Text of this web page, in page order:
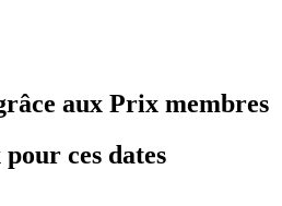
aux Prix membres
ces dates